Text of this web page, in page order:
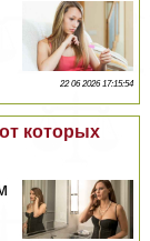
22 06 2026 17:15:54
которых